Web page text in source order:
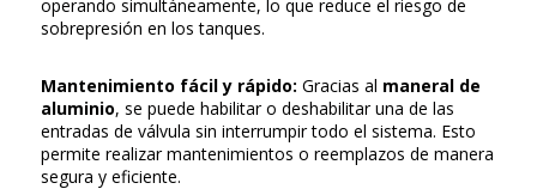
operando simultáneamente, lo que reduce el riesgo de
sobrepresión en los tanques.
Mantenimiento fácil y rápido: Gracias al maneral de
aluminio, se puede habilitar o deshabilitar una de las
entradas de válvula sin interrumpir todo el sistema. Esto
permite realizar mantenimientos o reemplazos de manera
segura y eficiente.